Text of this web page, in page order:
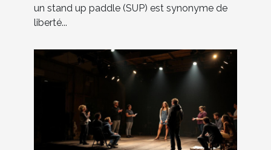
un stand up paddle (SUP) est synonyme de
liberté...